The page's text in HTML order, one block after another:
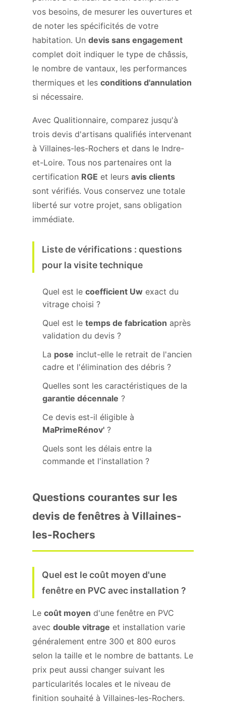
vos besoins, de mesurer les ouvertures et
de noter les spécificités de votre
habitation. Un devis sans engagement
complet doit indiquer le type de châssis,
le nombre de vantaux, les performances
thermiques et les conditions d'annulation
si nécessaire.
Avec Qualitionnaire, comparez jusqu'à
trois devis d'artisans qualifiés intervenant
à Villaines-les-Rochers et dans le Indre-
et-Loire. Tous nos partenaires ont la
certification RGE et leurs avis clients
sont vérifiés. Vous conservez une totale
liberté sur votre projet, sans obligation
immédiate.
Liste de vérifications : questions
pour la visite technique
Quel est le coefficient Uw exact du
vitrage choisi ?
Quel est le temps de fabrication après
validation du devis ?
La pose inclut-elle le retrait de l'ancien
cadre et l'élimination des débris ?
Quelles sont les caractéristiques de la
garantie décennale ?
Ce devis est-il éligible à
MaPrimeRénov' ?
Quels sont les délais entre la
commande et l'installation ?
Questions courantes sur les
devis de fenêtres à Villaines-
les-Rochers
Quel est le coût moyen d'une
fenêtre en PVC avec installation ?
Le coût moyen d'une fenêtre en PVC
avec double vitrage et installation varie
généralement entre 300 et 800 euros
selon la taille et le nombre de battants. Le
prix peut aussi changer suivant les
particularités locales et le niveau de
finition souhaité à Villaines-les-Rochers.